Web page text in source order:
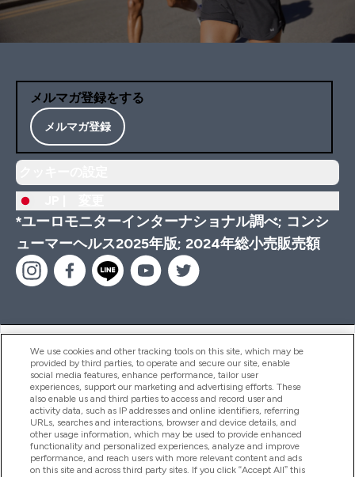
メルマガ登録をする
メルマガ登録
*ユーロモニターインターナショナル調べ; コンシ
ューマーヘルス2025年版; 2024年総小売販売額
ヘルプ＆ガイド
商品について
会社概要
We use cookies and other tracking tools on this site, which may be
provided by third parties, to operate and secure our site, enable
social media features, enhance performance, tailor user
experiences, support our marketing and advertising efforts. These
also enable us and third parties to access and record user and
activity data, such as IP addresses and online identifiers, referring
URLs, searches and interactions, browser and device details, and
other usage information, which may be used to provide enhanced
functionality and personalized experiences, analyze and improve
performance, and reach users with more relevant content and ads
on this site and across third party sites. If you click “Accept All” this